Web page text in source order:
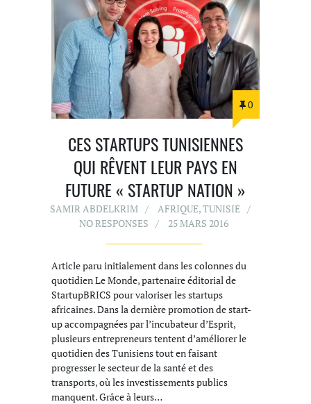
0
CES STARTUPS TUNISIENNES
QUI RÊVENT LEUR PAYS EN
FUTURE « STARTUP NATION »
SAMIR ABDELKRIM AFRIQUE,TUNISIE
NO RESPONSES
25 MARS 2016
Article paru initialement dans les colonnes du
quotidien Le Monde, partenaire éditorial de
StartupBRICS pour valoriser les startups
africaines. Dans la dernière promotion de start-
up accompagnées par l’incubateur d’Esprit,
plusieurs entrepreneurs tentent d’améliorer le
quotidien des Tunisiens tout en faisant
progresser le secteur de la santé et des
transports, où les investissements publics
manquent. Grâce à leurs…